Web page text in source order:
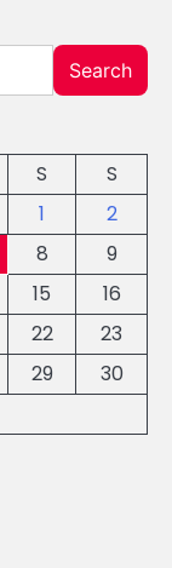
Search
S
S
1
2
8
9
15
16
22
23
29
30